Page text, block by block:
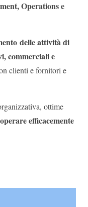
Operations e
delle attività di
commerciali e
clienti e fornitori e
ottime
efficacemente